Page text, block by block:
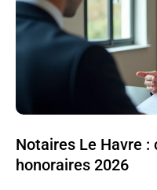
Notaires Le Havre
honoraires 2026